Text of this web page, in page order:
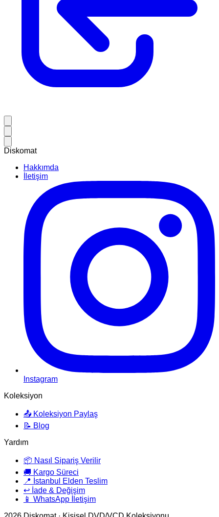
Diskomat
Hakkımda
İletişim
Instagram
Koleksiyon
📤 Koleksiyon Paylaş
📝 Blog
Yardım
📦 Nasıl Sipariş Verilir
🚚 Kargo Süreci
📍 İstanbul Elden Teslim
↩️ İade & Değişim
📱 WhatsApp İletişim